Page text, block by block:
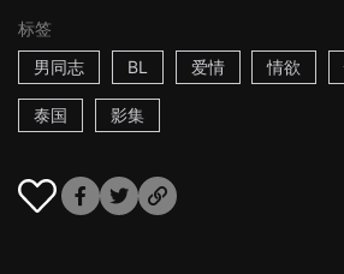
标签
男同志
BL 爱情 情欲
泰国 影集